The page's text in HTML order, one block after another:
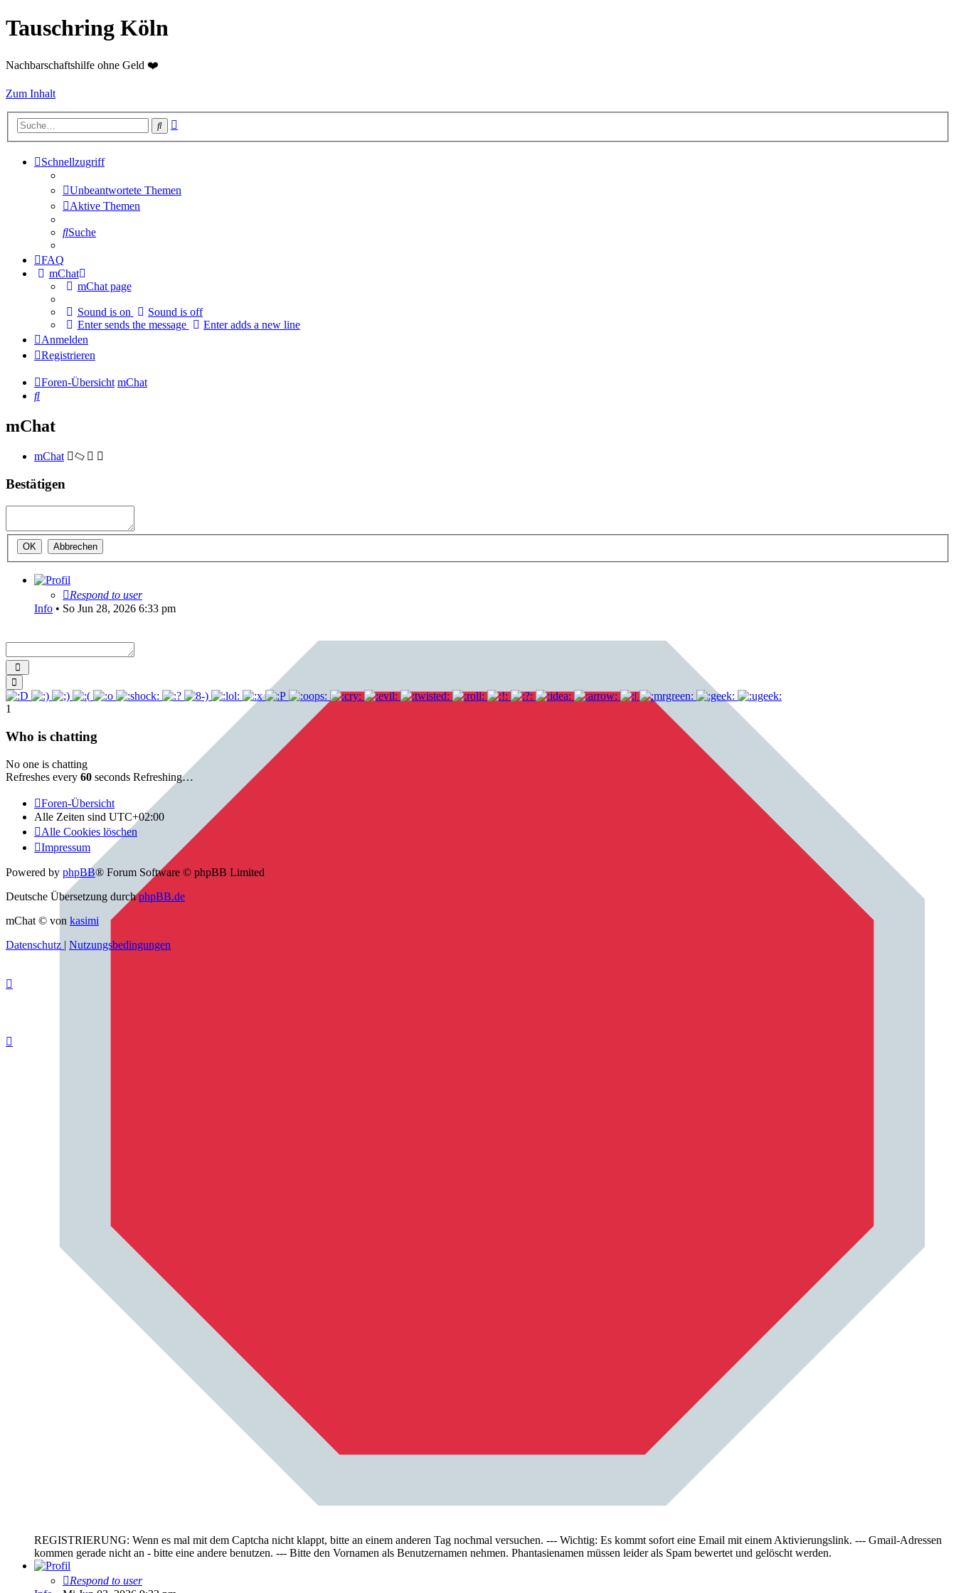
Tauschring Köln
Nachbarschaftshilfe ohne Geld ❤️
Zum Inhalt
Suche
Schnellzugriff
Unbeantwortete Themen
Aktive Themen
Suche
FAQ
mChat
mChat page
Sound is on
Sound is off
Enter sends the message
Enter adds a new line
Anmelden
Registrieren
Foren-Übersicht mChat
Suche
mChat
mChat
Bestätigen
Respond to user
Info • So Jun 28, 2026 6:33 pm
REGISTRIERUNG: Wenn es mal mit dem Captcha nicht klappt, bitte an einem anderen Tag nochmal versuchen. --- Wichtig: Es kommt sofort eine Email mit einem Aktivierungslink. --- Gmail-Adressen
kommen gerade nicht an - bitte eine andere benutzen. --- Bitte den Vornamen als Benutzernamen nehmen. Phantasienamen müssen leider als Spam bewertet und gelöscht werden.
Respond to user
1
Who is chatting
No one is chatting
Refreshes every 60 seconds Refreshing…
Foren-Übersicht
Alle Zeiten sind UTC+02:00
Alle Cookies löschen
Impressum
Powered by phpBB® Forum Software © phpBB Limited
Deutsche Übersetzung durchphpBB.de
mChat © von kasimi
Datenschutz | Nutzungsbedingungen